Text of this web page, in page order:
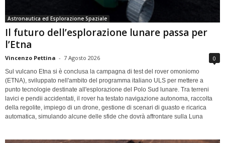
Astronautica ed Esplorazione Spaziale
Il futuro dell’esplorazione lunare passa per
l’Etna
Vincenzo Pettina - 7 Agosto 2026 0
Sul vulcano Etna si è conclusa la campagna di test del rover omoniomo
(ETNA), sviluppato nell'ambito del programma italiano ULS per mettere a
punto tecnologie destinate all'esplorazione del Polo Sud lunare. Tra terreni
lavici e pendii accidentati, il rover ha testato navigazione autonoma, raccolta
della regolite, impiego di un drone, gestione di scenari di guasto e ricarica
automatica, simulando alcune delle sfide che dovrà affrontare sulla Luna